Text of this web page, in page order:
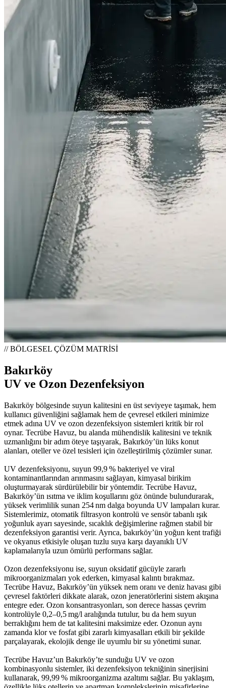
// BÖLGESEL ÇÖZÜM MATRİSİ
Bakırköy
UV ve Ozon Dezenfeksiyon
Bakırköy bölgesinde suyun kalitesini en üst seviyeye taşımak, hem
kullanıcı güvenliğini sağlamak hem de çevresel etkileri minimize
etmek adına UV ve ozon dezenfeksiyon sistemleri kritik bir rol
oynar. Tecrübe Havuz, bu alanda mühendislik kalitesini ve teknik
uzmanlığını bir adım öteye taşıyarak, Bakırköy’ün lüks konut
alanları, oteller ve özel tesisleri için özelleştirilmiş çözümler sunar.
UV dezenfeksiyonu, suyun 99,9 % bakteriyel ve viral
kontaminantlarından arınmasını sağlayan, kimyasal birikim
oluşturmayarak sürdürülebilir bir yöntemdir. Tecrübe Havuz,
Bakırköy’ün ısıtma ve iklim koşullarını göz önünde bulundurarak,
yüksek verimlilik sunan 254 nm dalga boyunda UV lampaları kurar.
Sistemlerimiz, otomatik filtrasyon kontrolü ve sensör tabanlı ışık
yoğunluk ayarı sayesinde, sıcaklık değişimlerine rağmen stabil bir
dezenfeksiyon garantisi verir. Ayrıca, bakırköy’ün yoğun kent trafiği
ve okyanus etkisiyle oluşan tuzlu suya karşı dayanıklı UV
kaplamalarıyla uzun ömürlü performans sağlar.
Ozon dezenfeksiyonu ise, suyun oksidatif gücüyle zararlı
mikroorganizmaları yok ederken, kimyasal kalıntı bırakmaz.
Tecrübe Havuz, Bakırköy’ün yüksek nem oranı ve deniz havası gibi
çevresel faktörleri dikkate alarak, ozon jeneratörlerini sistem akışına
entegre eder. Ozon konsantrasyonları, son derece hassas çevrim
kontrolüyle 0,2–0,5 mg/l aralığında tutulur, bu da hem suyun
berraklığını hem de tat kalitesini maksimize eder. Ozonun aynı
zamanda klor ve fosfat gibi zararlı kimyasalları etkili bir şekilde
parçalayarak, ekolojik denge ile uyumlu bir su yönetimi sunar.
Tecrübe Havuz’un Bakırköy’te sunduğu UV ve ozon
kombinasyonlu sistemler, iki dezenfeksiyon tekniğinin sinerjisini
kullanarak, 99,99 % mikroorganizma azaltımı sağlar. Bu yaklaşım,